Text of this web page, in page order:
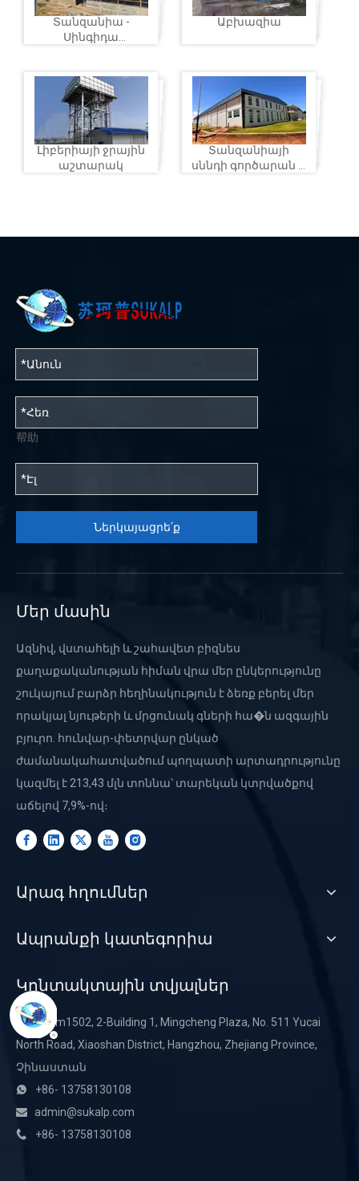
Տանզանիա -
Սինգիդա
Աբխազիա
Լիբերիայի ջրային
աշտարակ
Տանզանիայի
սննդի գործարան և
帮助
Ներկայացրե՛ք
Մեր մասին
Ազնիվ, վստահելի և շահավետ բիզնես
քաղաքականության հիման վրա մեր ընկերությունը
շուկայում բարձր հեղինակություն է ձեռք բերել մեր
որակյալ նյութերի և մրցունակ գների հա�ն ազգային
բյուրո. հունվար-փետրվար ընկած
ժամանակահատվածում պողպատի արտադրությունը
կազմել է 213,43 մլն տոննա՝ տարեկան կտրվածքով
աճելով 7,9%-ով։
Արագ հղումներ
Ապրանքի կատեգորիա
Կոնտակտային տվյալներ
Room1502, 2-Building 1, Mingcheng Plaza, No. 511 Yucai
North Road, Xiaoshan District, Hangzhou, Zhejiang Province,
Չինաստան
 +86- 13758130108
 admin@sukalp.com
 +86- 13758130108